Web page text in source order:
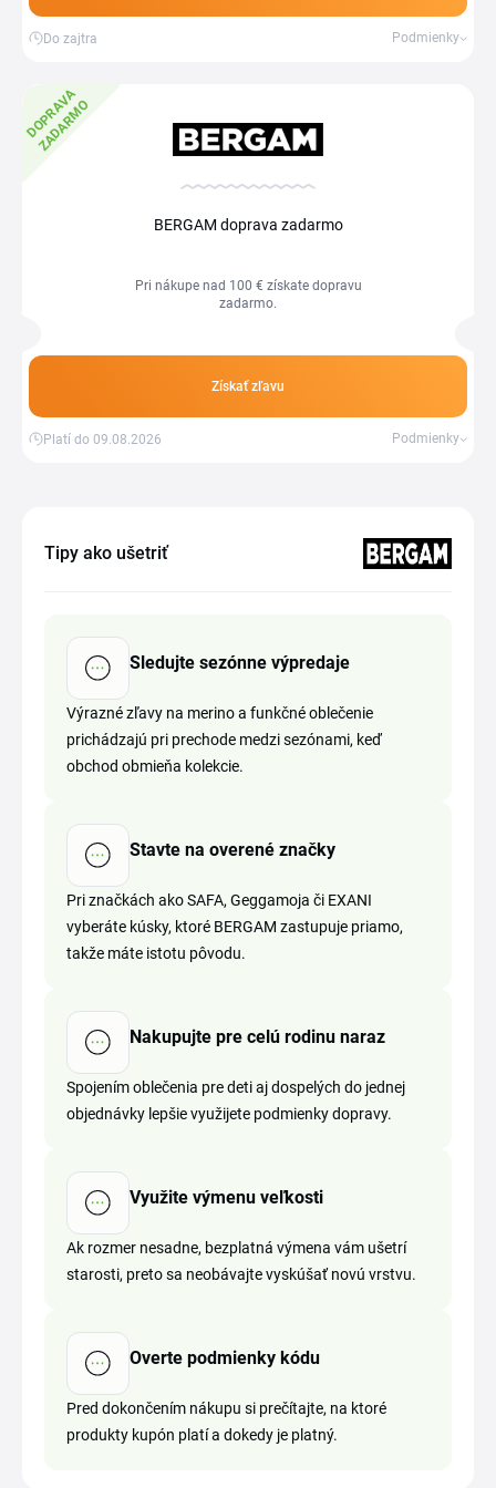
Do zajtra Podmienky
D
O
P
R
A
V
A
Z
A
D
A
R
M
O
BERGAM doprava zadarmo
Pri nákupe nad 100 € získate dopravu
zadarmo.
Získať zľavu
Platí do 09.08.2026 Podmienky
Tipy ako ušetriť
Sledujte sezónne výpredaje
Výrazné zľavy na merino a funkčné oblečenie
prichádzajú pri prechode medzi sezónami, keď
obchod obmieňa kolekcie.
Stavte na overené značky
Pri značkách ako SAFA, Geggamoja či EXANI
vyberáte kúsky, ktoré BERGAM zastupuje priamo,
takže máte istotu pôvodu.
Nakupujte pre celú rodinu naraz
Spojením oblečenia pre deti aj dospelých do jednej
objednávky lepšie využijete podmienky dopravy.
Využite výmenu veľkosti
Ak rozmer nesadne, bezplatná výmena vám ušetrí
starosti, preto sa neobávajte vyskúšať novú vrstvu.
Overte podmienky kódu
Pred dokončením nákupu si prečítajte, na ktoré
produkty kupón platí a dokedy je platný.